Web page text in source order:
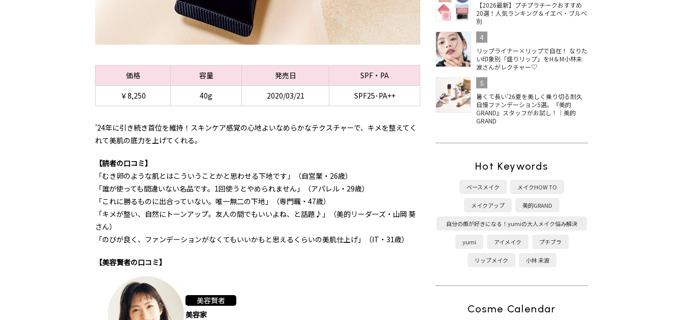
価格 容量 発売日
SPF・PA
￥8,250
40g 2020/03/21 SPF25･PA++
’24年に引き続き首位を維持！スキンケア感覚の心地よいなめらかなテクスチャーで、キメを整えてく
れて美肌の底力を上げてくれる。
【読者の口コミ】
「むき卵のような肌とはこういうことかと思わせる下地です」（自営業・26歳）
「誰が使っても間違いない名品です。1回使うとやめられません」（アパレル・29歳）
「これに勝るものに出合っていない。唯一無二の下地」（専門職・47歳）
「キメが整い、自然にトーンアップ。友人の間でもいいよね、と話題♪」（美的リーダーズ・山岡 葵
さん）
「のびが良く、ファンデーションがなくてもいいかもと思えるくらいの美肌仕上げ」（IT・31歳）
【美容賢者の口コミ】
美容賢者
美容家
【2026最新】プチプラチークおすすめ
20選！人気ランキング＆イエベ・ブルべ
別
4
リップライナー×リップで自在！ なりた
い印象別「盛りリップ」をH＆M小林未
波さんがレクチャー♡
5
暑くて長い’26夏を美しく乗り切る耐久
自慢ファンデーション5選。『美的
GRAND』スタッフがお試し！｜美的
GRAND
Hot Keywords
ベースメイク メイクHOW TO
メイクアップ 美的GRAND
自分の顔が好きになる！yumiの大人メイク悩み解決
塾
yumi アイメイク プチプラ
リップメイク 小林 未波
Cosme Calendar